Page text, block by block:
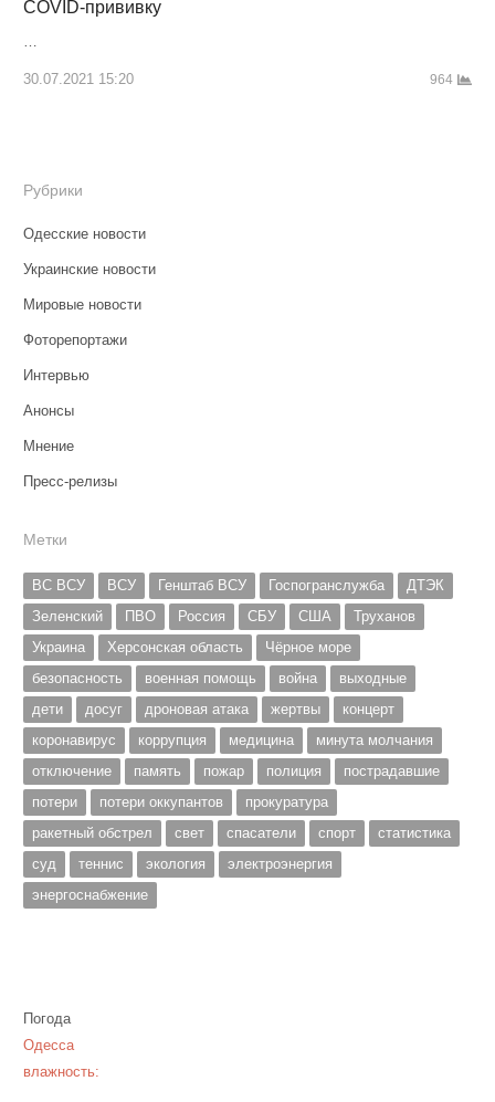
COVID-прививку
30.07.2021 15:20 964
Рубрики
Одесские новости
Украинские новости
Мировые новости
Фоторепортажи
Интервью
Анонсы
Мнение
Пресс-релизы
Метки
ВС ВСУ ВСУ Генштаб ВСУ Госпогранслужба
ДТЭК
Зеленский
ПВО Россия СБУ США
Труханов
Украина
Херсонская область
Чёрное море
безопасность
военная помощь война
выходные
дети
досуг дроновая атака жертвы
концерт
коронавирус
коррупция медицина
минута молчания
отключение
память пожар полиция
пострадавшие
потери
потери оккупантов
прокуратура
ракетный обстрел
свет спасатели спорт
статистика
суд
теннис экология
электроэнергия
энергоснабжение
Погода
Одесса
влажность: